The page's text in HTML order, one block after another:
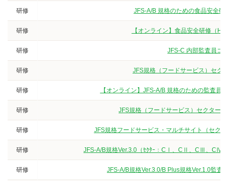
研修 JFS-A/B 規格のための食品安全
研修 【オンライン】食品安全研修（
研修 JFS-C 内部監査員コ
研修 JFS規格（フードサービス）セク
研修 【オンライン】JFS-A/B 規格のための監査
研修 JFS規格（フードサービス）セクター
研修 JFS規格フードサービス・マルチサイト（セク
研修 JFS-A/B規格Ver.3.0（ｾｸﾀｰ：CⅠ、CⅡ、CⅢ、CⅣ/K
研修 JFS-A/B規格Ver.3.0/B Plus規格Ver.1.0監